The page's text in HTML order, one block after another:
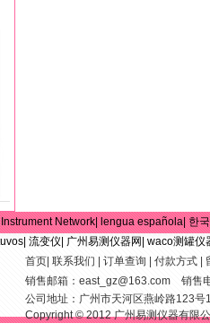
Network| lengua española| 한
流变仪| 广州易测仪器网| waco测罐仪
首页 联系我们 订单查询 付款方式
销售邮箱： east_gz@163.com 销售
公司地址：广州市天河区燕岭路123
Copyright © 2012 广州易测仪器有限